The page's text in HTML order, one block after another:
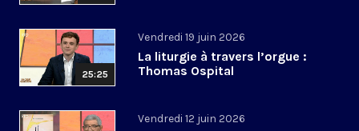
25:25
Vendredi 19 juin 2026
La liturgie à travers l’orgue :
Thomas Ospital
Vendredi 12 juin 2026